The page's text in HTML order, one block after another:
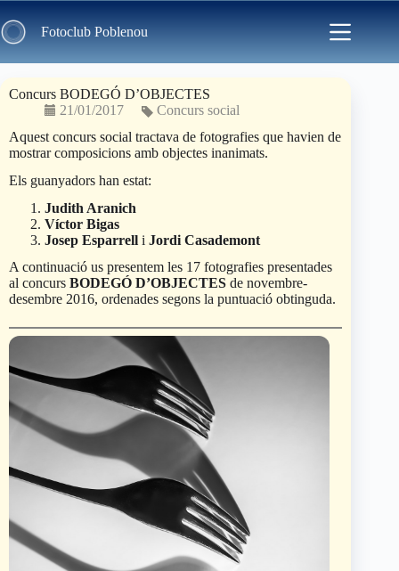
to
content Fotoclub Poblenou
Concurs BODEGÓ D’OBJECTES
21/01/2017
Concurs social
Aquest concurs social tractava de fotografies que havien de
mostrar composicions amb objectes inanimats.
Els guanyadors han estat:
Judith Aranich
Víctor Bigas
Josep Esparrell i Jordi Casademont
A continuació us presentem les 17 fotografies presentades
al concurs BODEGÓ D’OBJECTES de novembre-
desembre 2016, ordenades segons la puntuació obtinguda.